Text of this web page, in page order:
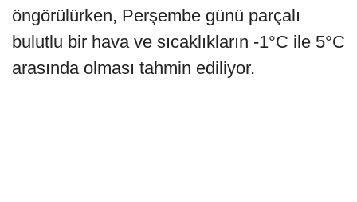
öngörülürken, Perşembe günü parçalı
bulutlu bir hava ve sıcaklıkların -1°C ile 5°C
arasında olması tahmin ediliyor.